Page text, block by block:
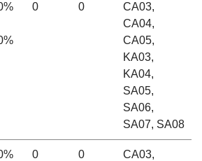
0 0
CA03,
CA04,
CA05,
KA03,
KA04,
SA05,
SA06,
SA07, SA08
0 0
CA03,